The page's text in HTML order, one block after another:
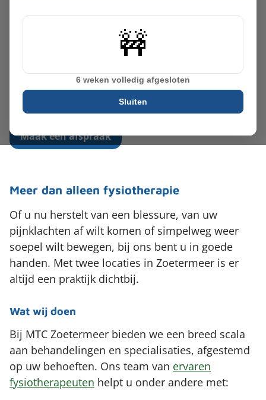
Schouder
Elleboog
Pols en hand
Kaak
Therapie in het water
Leefstijlprogramma (GLI)
Sport zooltjes aanmeten
Massage
Werken bij
Vergoeding & tarieven
uw fysiotherapiepraktijk
in Zoetermeer
Fysiotherapie in Zoetermeer waar deskundige
fysiotherapie en persoonlijke aandacht
Maak een afspraak
Meer dan alleen fysiotherapie
Of u nu herstelt van een blessure, van uw
pijnklachten af wilt komen of simpelweg weer
soepel wilt bewegen, bij ons bent u in goede
handen. Met twee locaties in Zoetermeer is er
altijd een praktijk dichtbij.
Wat wij doen
Bij MTC Zoetermeer bieden we een breed scala
aan behandelingen en specialisaties, afgestemd
op uw behoeften. Ons team van ervaren
fysiotherapeuten helpt u onder andere met: